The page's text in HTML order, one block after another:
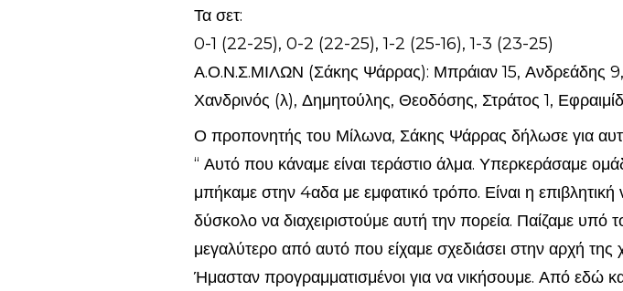
Τα σετ:
0-1 (22-25), 0-2 (22-25), 1-2 (25-16), 1-3 (23-25)
Α.Ο.Ν.Σ.ΜΙΛΩΝ (Σάκης Ψάρρας): Μπράιαν 15, Ανδρεάδης 9,
Χανδρινός (λ), Δημητούλης, Θεοδόσης, Στράτος 1,
Ο προπονητής του Μίλωνα, Σάκης Ψάρρας δήλωσε για αυτή
“ Αυτό που κάναμε είναι τεράστιο άλμα. Υπερκεράσαμε
μπήκαμε στην 4αδα με εμφατικό τρόπο. Είναι η
δύσκολο να διαχειριστούμε αυτή την πορεία. Παίζαμε υπό
μεγαλύτερο από αυτό που είχαμε σχεδιάσει στην αρχή της
Ήμασταν προγραμματισμένοι για να νικήσουμε. Από εδώ